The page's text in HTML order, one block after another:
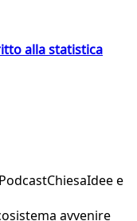
alla statistica
PodcastChiesaIdee e
avvenire